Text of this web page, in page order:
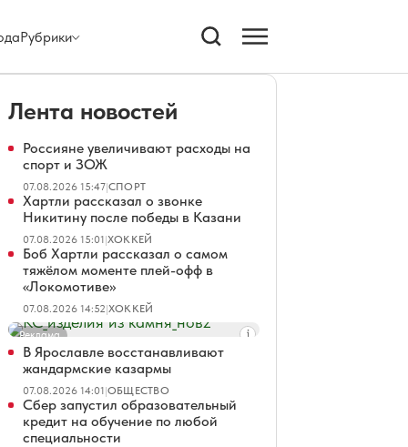
Рубрики
Лента новостей
Россияне увеличивают расходы на
спорт и ЗОЖ
07.08.2026 15:47|СПОРТ
Хартли рассказал о звонке
Никитину после победы в Казани
07.08.2026 15:01|ХОККЕЙ
Боб Хартли рассказал о самом
тяжёлом моменте плей-офф в
«Локомотиве»
07.08.2026 14:52|ХОККЕЙ
Реклама
В Ярославле восстанавливают
жандармские казармы
07.08.2026 14:01|ОБЩЕСТВО
Сбер запустил образовательный
кредит на обучение по любой
специальности